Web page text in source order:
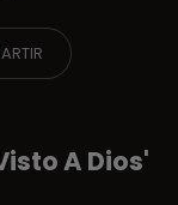
A Dios'